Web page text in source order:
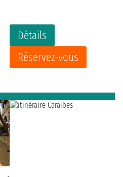
Détails
Réservez-vous